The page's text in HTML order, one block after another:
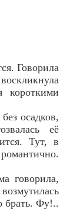
Говорила
короткими
осадков,
её
Тут, в
говорила,
брать. Фу!..